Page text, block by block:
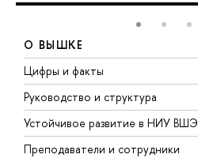
О ВЫШКЕ
Цифры и факты
Руководство и структура
Устойчивое развитие в НИУ ВШЭ
Преподаватели и сотрудники